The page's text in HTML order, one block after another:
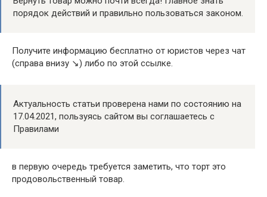
порядок действий и правильно пользоваться законом.
Получите информацию бесплатно от юристов через чат
(справа внизу ↘️) либо по этой ссылке.
Актуальность статьи проверена нами по состоянию на
17.04.2021, пользуясь сайтом вы соглашаетесь с
Правилами
в первую очередь требуется заметить, что торт это
продовольственный товар.